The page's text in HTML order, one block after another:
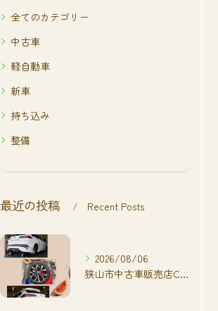
全てのカテゴリー
中古車
軽自動車
新車
持ち込み
整備
最近の投稿 Recent Posts
2026/08/06
狭山市中古車販売店CarShop FACT.🚗